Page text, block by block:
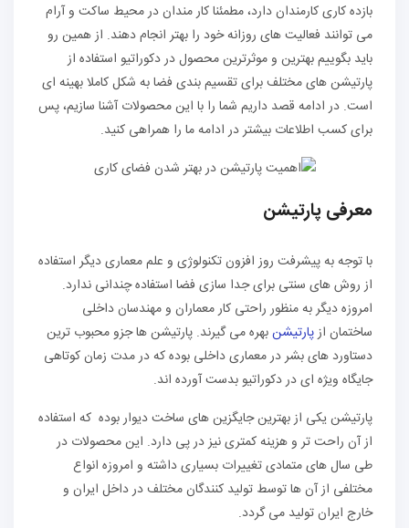
بازده کاری کارمندان دارد، مطمئنا کار مندان در محیط ساکت و آرام
می توانند فعالیت های روزانه خود را بهتر انجام دهند. از همین رو
باید بگوییم بهترین و موثرترین محصول در دکوراتیو استفاده از
پارتیشن های مختلف برای تقسیم بندی فضا به شکل کاملا بهینه ای
است. در ادامه قصد داریم شما را با این محصولات آشنا سازیم، پس
برای کسب اطلاعات بیشتر در ادامه ما را همراهی کنید.
معرفی پارتیشن
با توجه به پیشرفت روز افزون تکنولوژی و علم معماری دیگر استفاده
از روش های سنتی برای جدا سازی فضا استفاده چندانی ندارد.
امروزه دیگر به منظور راحتی کار معماران و مهندسان داخلی
ساختمان ازپارتیشنبهره می گیرند. پارتیشن ها جزو محبوب ترین
دستاورد های بشر در معماری داخلی بوده که در مدت زمان کوتاهی
جایگاه ویژه ای در دکوراتیو بدست آورده اند.
پارتیشن یکی از بهترین جایگزین های ساخت دیوار بوده که استفاده
از آن راحت تر و هزینه کمتری نیز در پی دارد. این محصولات در
طی سال های متمادی تغییرات بسیاری داشته و امروزه انواع
مختلفی از آن ها توسط تولید کنندگان مختلف در داخل ایران و
خارج ایران تولید می گردد.